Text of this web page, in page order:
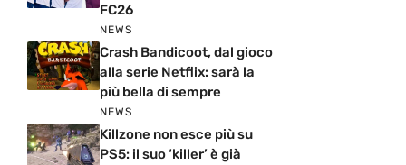
FC26
NEWS
Crash Bandicoot, dal gioco
alla serie Netflix: sarà la
più bella di sempre
NEWS
Killzone non esce più su
PS5: il suo ‘killer’ è già